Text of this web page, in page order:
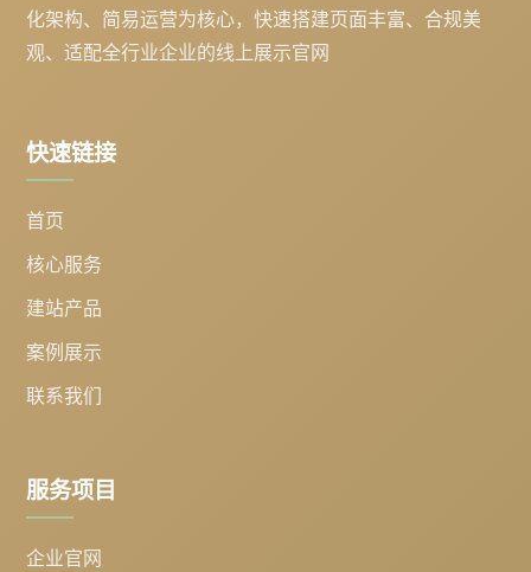
化架构、简易运营为核心，快速搭建页面丰富、合规美
观、适配全行业企业的线上展示官网
快速链接
首页
核心服务
建站产品
案例展示
联系我们
服务项目
企业官网